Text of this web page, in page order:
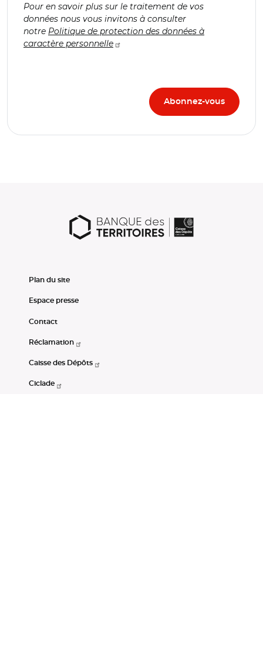
Pour en savoir plus sur le traitement de vos
données nous vous invitons à consulter
notre Politique de protection des données à
caractère personnelle
Plan du site
Espace presse
Contact
Réclamation
Caisse des Dépôts
Ciclade